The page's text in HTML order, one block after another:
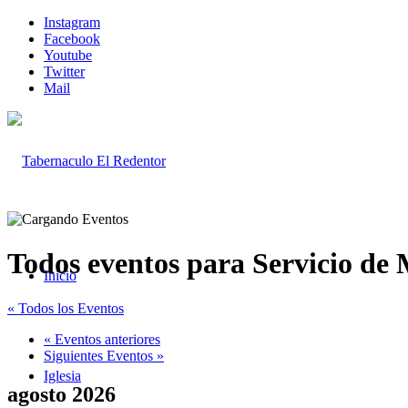
Instagram
Facebook
Youtube
Twitter
Mail
Inicio
Iglesia
Todos eventos para Servicio de
« Todos los Eventos
« Eventos anteriores
Siguientes Eventos »
agosto 2026